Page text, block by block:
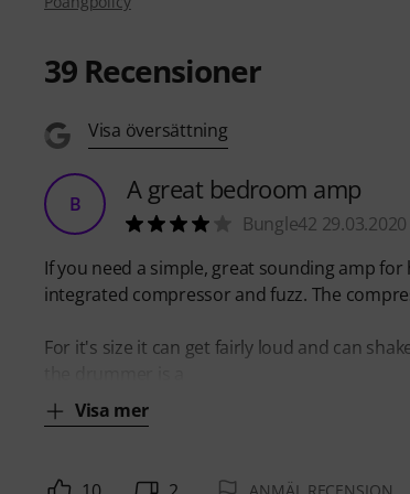
39 Recensioner
Visa översättning
B A great bedroom amp
Bungle42 29.03.2020
If you need a simple, great sounding amp
integrated compressor and fuzz. The
For it's size it can get fairly loud and can
Visa mer